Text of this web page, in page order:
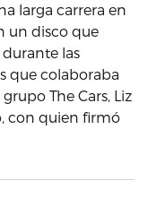
larga carrera en
un disco que
las
que colaboraba
The Cars, Liz
con quien firmó